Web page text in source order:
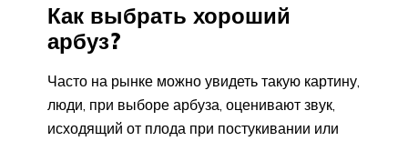
Как выбрать хороший
арбуз?
Часто на рынке можно увидеть такую картину,
люди, при выборе арбуза, оценивают звук,
исходящий от плода при постукивании или